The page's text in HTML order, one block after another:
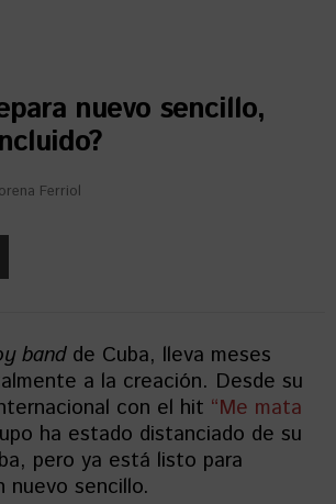
nuevo sencillo,
Ferriol
bandde Cuba, lleva meses
a la creación. Desde su
con el hit “Me mata
ha estado distanciado de su
pero ya está listo para
nuevo sencillo.